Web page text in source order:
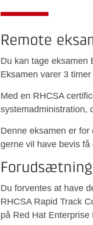
Remote
Du kan tage eksamen
Eksamen varer 3
Med en RHCSA
systemadministration,
Denne eksamen er
gerne vil have bevis få
Du forventes at have
RHCSA Rapid Track
på Red Hat